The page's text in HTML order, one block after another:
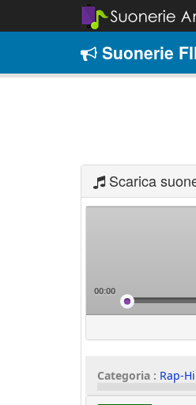
Suonerie
Scarica
00:00
Categoria : Rap-